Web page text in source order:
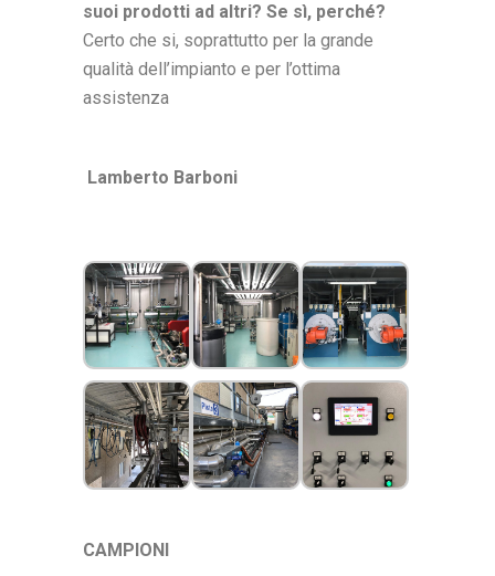
suoi prodotti ad altri? Se sì, perché?
Certo che si, soprattutto per la grande
qualità dell’impianto e per l’ottima
assistenza
Lamberto Barboni
CAMPIONI